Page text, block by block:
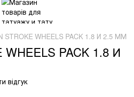
STROKE WHEELS PACK 1.8 И 2.5 ММ
WHEELS PACK 1.8 И
відгук